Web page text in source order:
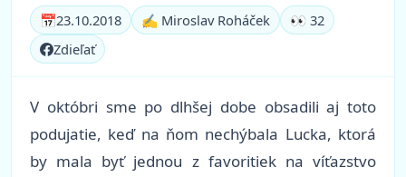
📅23.10.2018 ✍️ Miroslav Roháček
👀 32
Zdieľať
V októbri sme po dlhšej dobe obsadili aj toto
podujatie, keď na ňom nechýbala Lucka, ktorá
by mala byť jednou z favoritiek na víťazstvo